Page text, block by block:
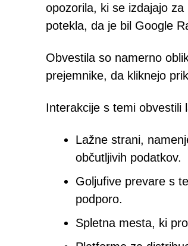
opozorila, ki se izdajajo
potekla, da je bil Google
Obvestila so namerno
prejemnike, da kliknejo
Interakcije s temi obvestili
Lažne strani,
občutljivih podatkov.
Goljufive prevare s
podporo.
Spletna mesta, ki